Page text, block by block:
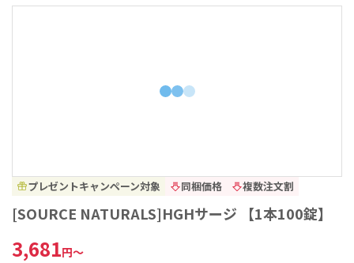
プレゼントキャンペーン対象 同梱価格 複数注文割
[SOURCE NATURALS]HGHサージ 【1本100錠】
3,681円～